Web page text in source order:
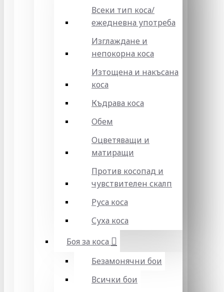
Всеки тип коса/
ежедневна употреба
Изглаждане и
непокорна коса
Изтощена и накъсана
коса
Къдрава коса
Обем
Оцветяващи и
матиращи
Против косопад и
чувствителен скалп
Руса коса
Суха коса
Боя за коса
Безамонячни бои
Всички бои